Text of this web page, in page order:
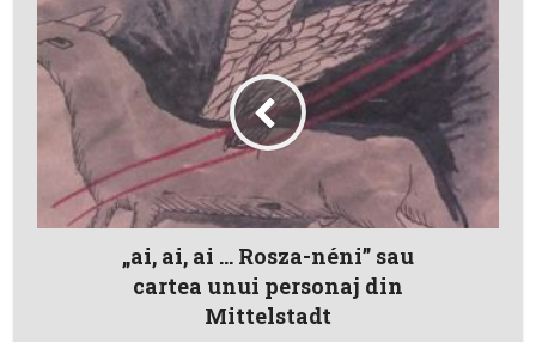
„ai, ai, ai … Rosza-néni” sau
cartea unui personaj din
Mittelstadt